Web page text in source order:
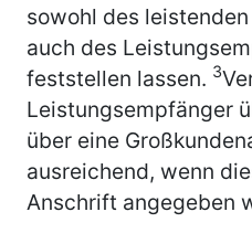
sowohl des
auch des
feststellen lassen. 3
Leistungsempfänger
über eine
ausreichend, wenn
Anschrift angegeben